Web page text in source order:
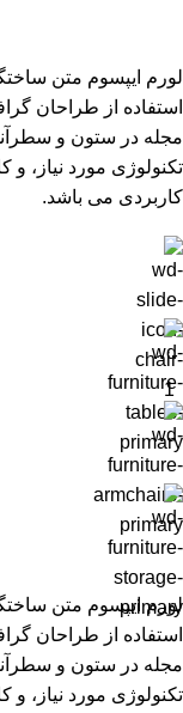
لورم ایپسوم متن
استفاده از طراحان
مجله در ستون و
تکنولوژی مورد نیاز، و
کاربردی می باشد.
لورم ایپسوم متن
استفاده از طراحان
مجله در ستون و
تکنولوژی مورد نیاز، و